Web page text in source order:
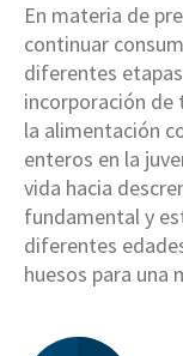
En materia de
continuar
diferentes
incorporación de
la alimentación
enteros en la
vida hacia
fundamental y
diferentes
huesos para una